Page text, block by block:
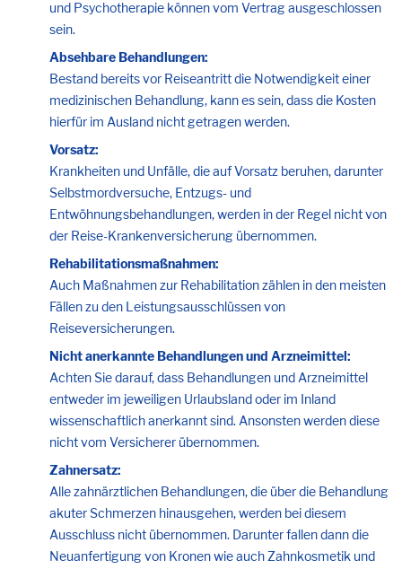
und Psychotherapie können vom Vertrag ausgeschlossen
sein.
Absehbare Behandlungen:
Bestand bereits vor Reiseantritt die Notwendigkeit einer
medizinischen Behandlung, kann es sein, dass die Kosten
hierfür im Ausland nicht getragen werden.
Vorsatz:
Krankheiten und Unfälle, die auf Vorsatz beruhen, darunter
Selbstmordversuche, Entzugs- und
Entwöhnungsbehandlungen, werden in der Regel nicht von
der Reise-Krankenversicherung übernommen.
Rehabilitationsmaßnahmen:
Auch Maßnahmen zur Rehabilitation zählen in den meisten
Fällen zu den Leistungsausschlüssen von
Reiseversicherungen.
Nicht anerkannte Behandlungen und Arzneimittel:
Achten Sie darauf, dass Behandlungen und Arzneimittel
entweder im jeweiligen Urlaubsland oder im Inland
wissenschaftlich anerkannt sind. Ansonsten werden diese
nicht vom Versicherer übernommen.
Zahnersatz:
Alle zahnärztlichen Behandlungen, die über die Behandlung
akuter Schmerzen hinausgehen, werden bei diesem
Ausschluss nicht übernommen. Darunter fallen dann die
Neuanfertigung von Kronen wie auch Zahnkosmetik und